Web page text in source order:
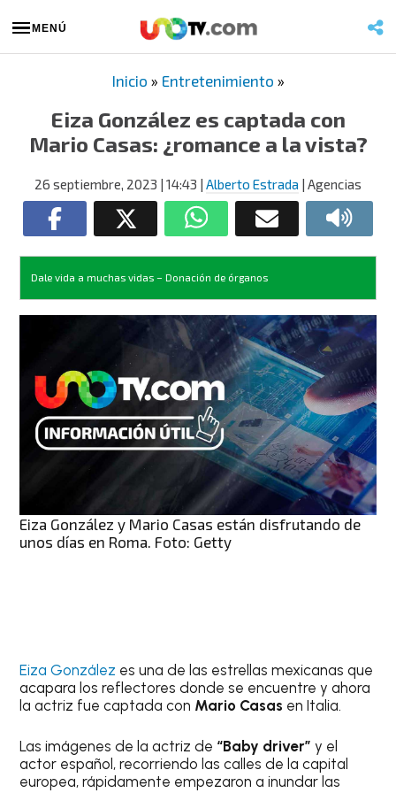
MENÚ
Inicio » Entretenimiento »
Eiza González es captada con
Mario Casas: ¿romance a la vista?
26 septiembre, 2023 | 14:43 | Alberto Estrada | Agencias
Dale vida a muchas vidas – Donación de órganos
Eiza González y Mario Casas están disfrutando de
unos días en Roma. Foto: Getty
Eiza González es una de las estrellas mexicanas que
acapara los reflectores donde se encuentre y ahora
la actriz fue captada con Mario Casas en Italia.
Las imágenes de la actriz de “Baby driver”y el
actor español, recorriendo las calles de la capital
europea, rápidamente empezaron a inundar las